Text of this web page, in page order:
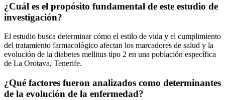
¿Cuál es el propósito fundamental de este estudio de
investigación?
El estudio busca determinar cómo el estilo de vida y el cumplimiento
del tratamiento farmacológico afectan los marcadores de salud y la
evolución de la diabetes mellitus tipo 2 en una población específica
de La Orotava, Tenerife.
¿Qué factores fueron analizados como determinantes
de la evolución de la enfermedad?